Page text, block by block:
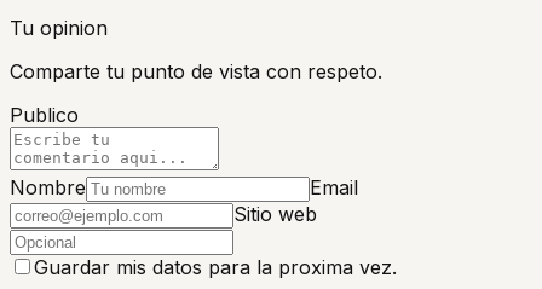
Tu opinion
Comparte tu punto de vista con respeto.
Publico
Nombre
Email
Sitio web
Guardar mis datos para la proxima vez.